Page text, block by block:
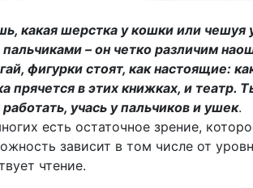
какая шерстка у кошки или
– он четко различим
фигурки стоят, как настоящие:
прячется в этих книжках, и
учась у пальчиков и ушек.
есть остаточное зрение,
зависит в том числе от
чтение.